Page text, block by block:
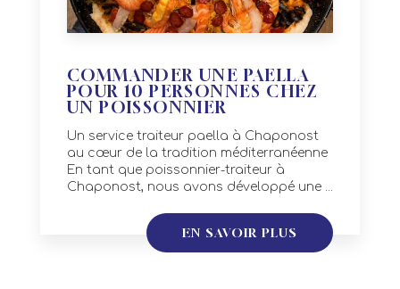
COMMANDER UNE PAELLA
POUR 10 PERSONNES CHEZ
UN POISSONNIER
Un service traiteur paella à Chaponost
au cœur de la tradition méditerranéenne
En tant que poissonnier-traiteur à
Chaponost, nous avons développé une ...
EN SAVOIR PLUS